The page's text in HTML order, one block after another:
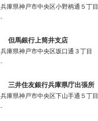
兵庫県神戸市中央区小野柄通５丁目
-
但馬銀行上筒井支店
兵庫県神戸市中央区坂口通３丁目
-
三井住友銀行兵庫県庁出張所
兵庫県神戸市中央区下山手通５丁目
-